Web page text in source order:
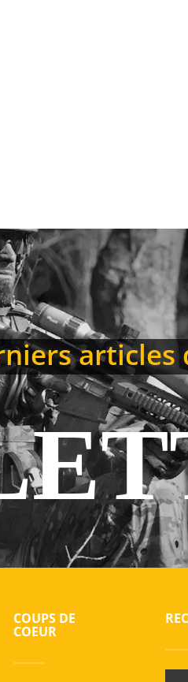
articles
COUPS DE
COEUR